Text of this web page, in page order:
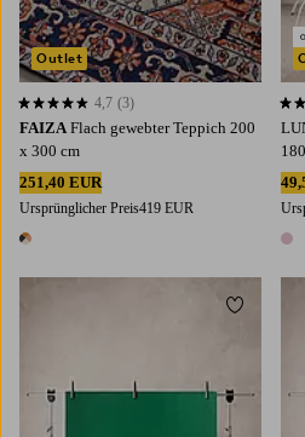
FAIZA Flach gewebter Teppich 200
x 300 cm
251,40 EUR
Ursprünglicher Preis419 EUR
1 Farbe
4,7 basierend auf 3 Bewertungen
4,7 (3)
Outlet
1
2,0
Zu